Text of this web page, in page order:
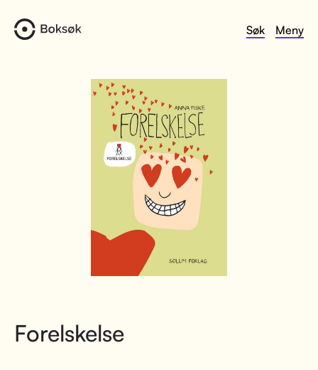
Søk Meny
Forelskelse